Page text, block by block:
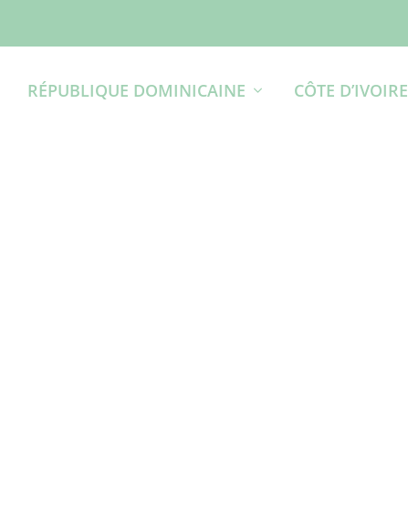
RÉPUBLIQUE DOMINICAINE CÔTE D’IVOIRE